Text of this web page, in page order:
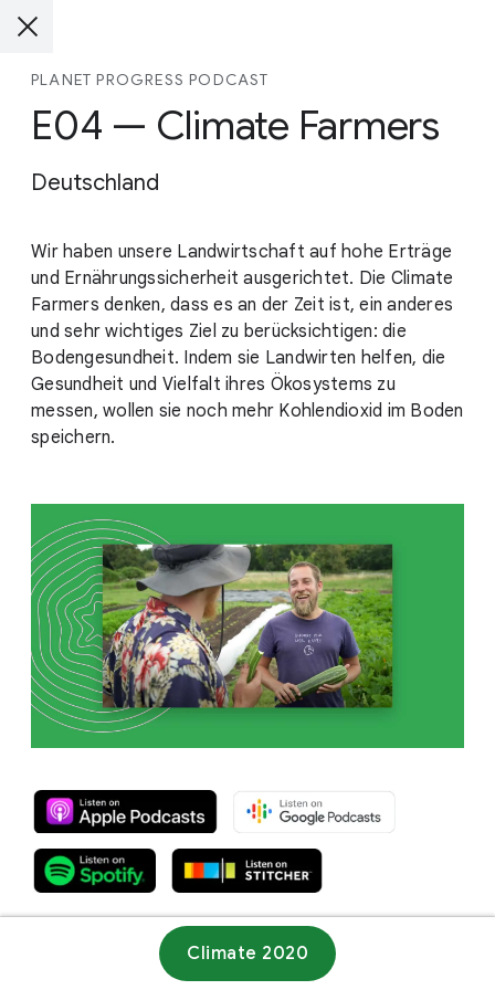
PLANET PROGRESS PODCAST
E04 — Climate Farmers
Deutschland
Wir haben unsere Landwirtschaft auf hohe Erträge
und Ernährungssicherheit ausgerichtet. Die Climate
Farmers denken, dass es an der Zeit ist, ein anderes
und sehr wichtiges Ziel zu berücksichtigen: die
Bodengesundheit. Indem sie Landwirten helfen, die
Gesundheit und Vielfalt ihres Ökosystems zu
messen, wollen sie noch mehr Kohlendioxid im Boden
speichern.
Climate 2020